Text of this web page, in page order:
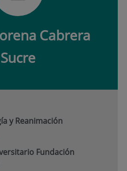
Cabrera
Sucre
y Reanimación
Fundación